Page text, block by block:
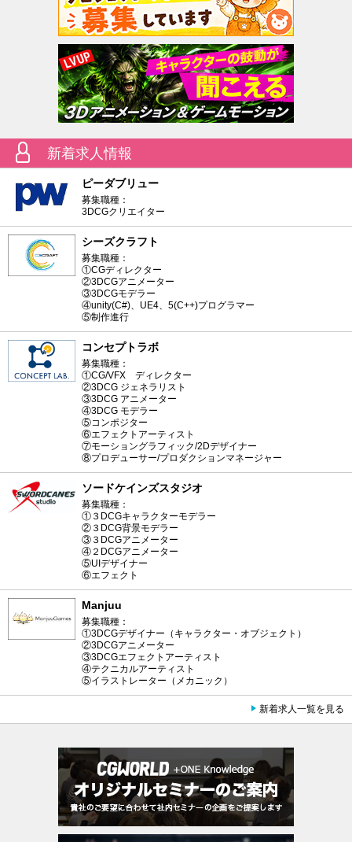
新着求人情報
ピーダブリュー
募集職種：
3DCGクリエイター
シーズクラフト
募集職種：
①CGディレクター
②3DCGアニメーター
③3DCGモデラー
④unity(C#)、UE4、5(C++)プログラマー
⑤制作進行
コンセプトラボ
募集職種：
①CG/VFX ディレクター
②3DCG ジェネラリスト
③3DCG アニメーター
④3DCG モデラー
⑤コンポジター
⑥エフェクトアーティスト
⑦モーショングラフィック/2Dデザイナー
⑧プロデューサー/プロダクションマネージャー
ソードケインズスタジオ
募集職種：
①３DCGキャラクターモデラー
②３DCG背景モデラー
③３DCGアニメーター
④２DCGアニメーター
⑤UIデザイナー
⑥エフェクト
Manjuu
募集職種：
①3DCGデザイナー（キャラクター・オブジェクト）
②3DCGアニメーター
③3DCGエフェクトアーティスト
④テクニカルアーティスト
⑤イラストレーター（メカニック）
新着求人一覧を見る